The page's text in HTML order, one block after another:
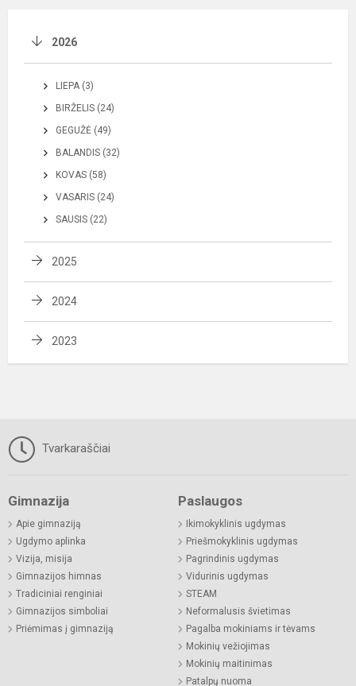
2026
LIEPA (3)
BIRŽELIS (24)
GEGUŽĖ (49)
BALANDIS (32)
KOVAS (58)
VASARIS (24)
SAUSIS (22)
2025
2024
2023
Tvarkaraščiai
Gimnazija
Apie gimnaziją
Ugdymo aplinka
Vizija, misija
Gimnazijos himnas
Tradiciniai renginiai
Gimnazijos simboliai
Priėmimas į gimnaziją
Paslaugos
Ikimokyklinis ugdymas
Priešmokyklinis ugdymas
Pagrindinis ugdymas
Vidurinis ugdymas
STEAM
Neformalusis švietimas
Pagalba mokiniams ir tėvams
Mokinių vežiojimas
Mokinių maitinimas
Patalpų nuoma